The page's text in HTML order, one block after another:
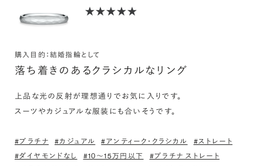
購入目的：結婚指輪として
落ち着きのあるクラシカルなリング
上品な光の反射が理想通りでお気に入りです。
スーツやカジュアルな服装にも合いそうです。
#プラチナ #カジュアル #アンティーク・クラシカル
#ストレート
#ダイヤモンドなし
#10〜15万円以下
#プラチナ ストレート